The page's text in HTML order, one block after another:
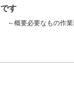
す
概要必要なもの作業